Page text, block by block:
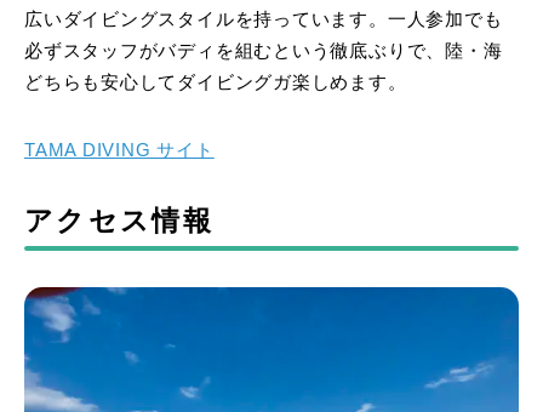
広いダイビングスタイルを持っています。一人参加でも
必ずスタッフがバディを組むという徹底ぶりで、陸・海
どちらも安心してダイビングガ楽しめます。
TAMA DIVING サイト
アクセス情報